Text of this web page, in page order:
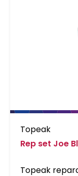
Topeak
Rep set Joe
Topeak